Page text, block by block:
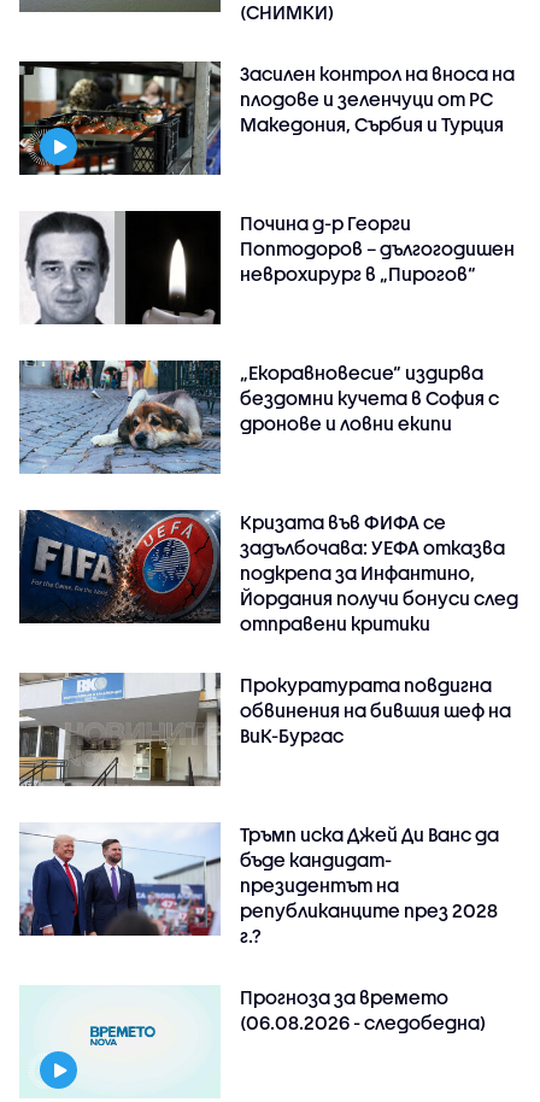
(СНИМКИ)
Засилен контрол на вноса на
плодове и зеленчуци от РС
Македония, Сърбия и Турция
Почина д-р Георги
Поптодоров – дългогодишен
неврохирург в „Пирогов“
„Екоравновесие“ издирва
бездомни кучета в София с
дронове и ловни екипи
Кризата във ФИФА се
задълбочава: УЕФА отказва
подкрепа за Инфантино,
Йордания получи бонуси след
отправени критики
Прокуратурата повдигна
обвинения на бившия шеф на
ВиК-Бургас
Тръмп иска Джей Ди Ванс да
бъде кандидат-
президентът на
републиканците през 2028
г.?
Прогноза за времето
(06.08.2026 - следобедна)